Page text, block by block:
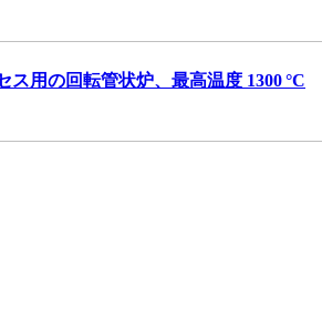
ス用の回転管状炉、最高温度 1300 °C